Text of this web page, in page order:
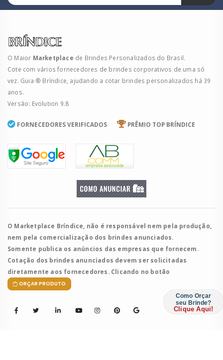
O Maior Marketplace de Brindes Personalizados do Brasil.
Cote com vários fornecedores de brindes corporativos de uma só
vez. Guia ® Bríndice, ajudando a cotar brindes personalizados há 39
anos.
Versão: Evolution 9.8
FORNECEDORES VERIFICADOS PRÊMIO TOP BRÍNDICE
O Marketplace Bríndice, não é responsável nem pela produção,
nem pela comercialização dos brindes anunciados.
Somente publica os anúncios das empresas que fornecem.
Cotação dos brindes anunciados devem ser solicitadas
diretamente aos fornecedores. Clicando no botão
ORÇAR PRODUTO
Como Orçar
seu Brinde?
Clique Aqui!